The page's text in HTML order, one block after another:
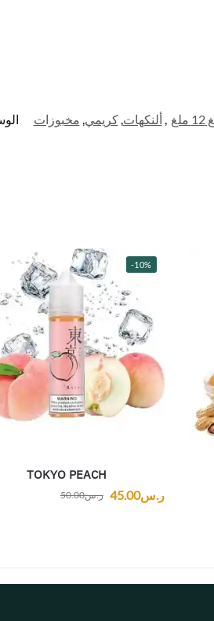
, ألنكهات,كريمي, مخبوزات
-10%
TOKYO PEACH
ر.س50.00 ر.س45.00